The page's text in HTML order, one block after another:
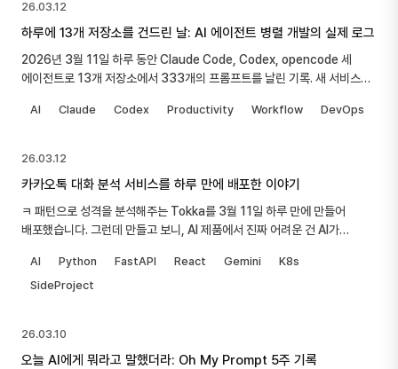
26.03.12
하루에 13개 저장소를 건드린 날: AI 에이전트 병렬 개발의 실제 로그
2026년 3월 11일 하루 동안 Claude Code, Codex, opencode 세
에이전트로 13개 저장소에서 333개의 프롬프트를 날린 기록. 새 서비스
프롬프트 캡처 DB에서 꺼낸 실측 데이터로 재구성했습니다.
AI Claude Codex Productivity Workflow DevOps
26.03.12
카카오톡 대화 분석 서비스를 하루 만에 배포한 이야기
ㅋ 패턴으로 성격을 분석해주는 Tokka를 3월 11일 하루 만에 만들어
배포했습니다. 그런데 만들고 보니, AI 제품에서 진짜 어려운 건 AI가
AI Python FastAPI React Gemini
K8s
SideProject
26.03.10
오늘 AI에게 뭐라고 말했더라: Oh My Prompt 5주 기록